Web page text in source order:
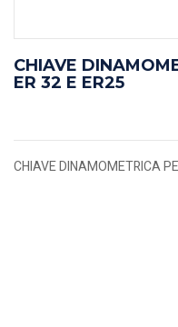
CHIAVE
ER 32 E ER25
CHIAVE DINAMOMETRICA